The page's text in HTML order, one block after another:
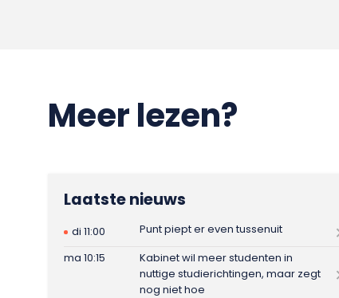
Meer lezen?
Laatste nieuws
di 11:00
Punt piept er even tussenuit
ma 10:15
Kabinet wil meer studenten in
nuttige studierichtingen, maar zegt
nog niet hoe